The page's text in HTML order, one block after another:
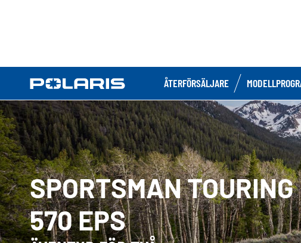
ÅTERFÖRSÄLJARE
SPORTSMAN TOURING
570 EPS